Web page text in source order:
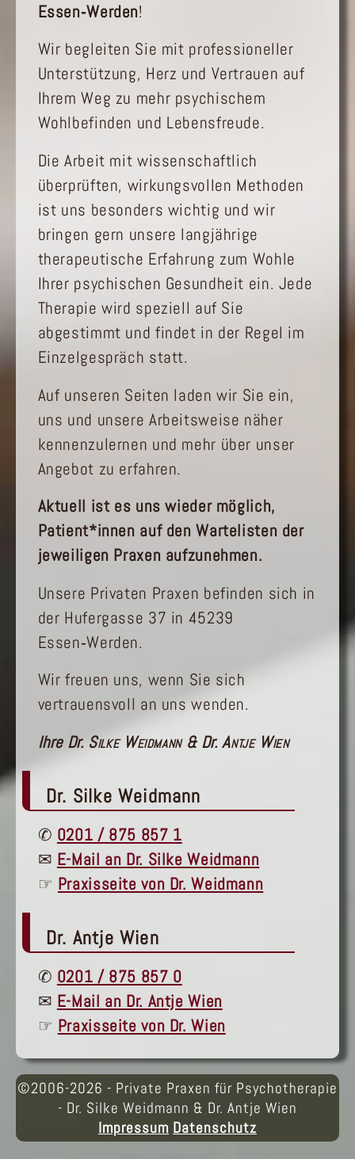
Essen‑Werden!
Wir begleiten Sie mit professioneller
Unterstützung, Herz und Vertrauen auf
Ihrem Weg zu mehr psychischem
Wohlbefinden und Lebensfreude.
Die Arbeit mit wissenschaftlich
überprüften, wirkungsvollen Methoden
ist uns besonders wichtig und wir
bringen gern unsere langjährige
therapeutische Erfahrung zum Wohle
Ihrer psychischen Gesundheit ein. Jede
Therapie wird speziell auf Sie
abgestimmt und findet in der Regel im
Einzelgespräch statt.
Auf unseren Seiten laden wir Sie ein,
uns und unsere Arbeitsweise näher
kennenzulernen und mehr über unser
Angebot zu erfahren.
Aktuell ist es uns wieder möglich,
Patient*innen auf den Wartelisten der
jeweiligen Praxen aufzunehmen.
Unsere Privaten Praxen befinden sich in
der Hufergasse 37 in 45239
Essen‑Werden.
Wir freuen uns, wenn Sie sich
vertrauensvoll an uns wenden.
Ihre Dr. Silke Weidmann& Dr.Antje Wien
Dr. Silke Weidmann
✆ 0201 / 875 857 1
✉ E-Mail an Dr. Silke Weidmann
☞ Praxisseite von Dr. Weidmann
Dr. Antje Wien
✆ 0201 / 875 857 0
✉ E-Mail an Dr. Antje Wien
☞ Praxisseite von Dr. Wien
©2006-2026 - Private Praxen für Psychotherapie
- Dr. Silke Weidmann & Dr. Antje Wien
Impressum Datenschutz